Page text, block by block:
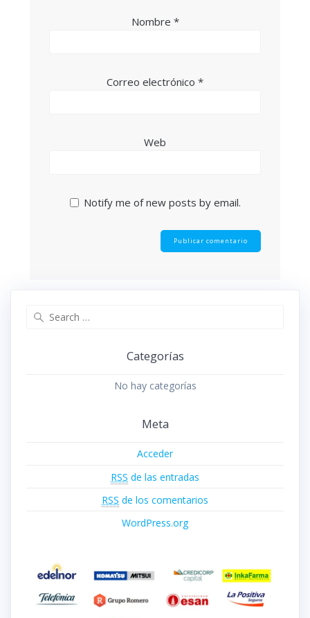
Nombre *
Correo electrónico *
Web
Notify me of new posts by email.
Categorías
No hay categorías
Meta
Acceder
RSS de las entradas
RSS de los comentarios
WordPress.org